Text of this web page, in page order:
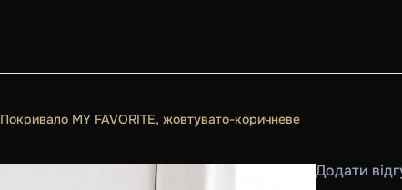
Покривало MY FAVORITE, жовтувато-коричневе
Додати